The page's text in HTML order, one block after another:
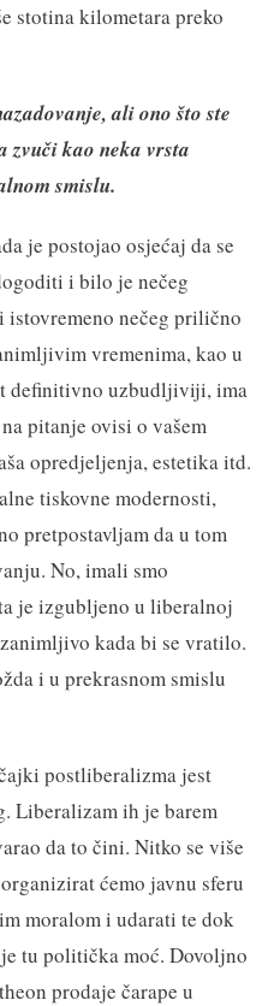
stotina kilometara preko
ali ono što ste
zvuči kao neka vrsta
smislu.
je postojao osjećaj da se
i bilo je nečeg
nečeg prilično
vremenima, kao u
definitivno uzbudljiviji, ima
pitanje ovisi o vašem
opredjeljenja, estetika itd.
tiskovne modernosti,
pretpostavljam da u tom
No, imali smo
je izgubljeno u liberalnoj
kada bi se vratilo.
i u prekrasnom smislu
postliberalizma jest
Liberalizam ih je barem
da to čini. Nitko se više
ćemo javnu sferu
moralom i udarati te dok
tu politička moć. Dovoljno
prodaje čarape u